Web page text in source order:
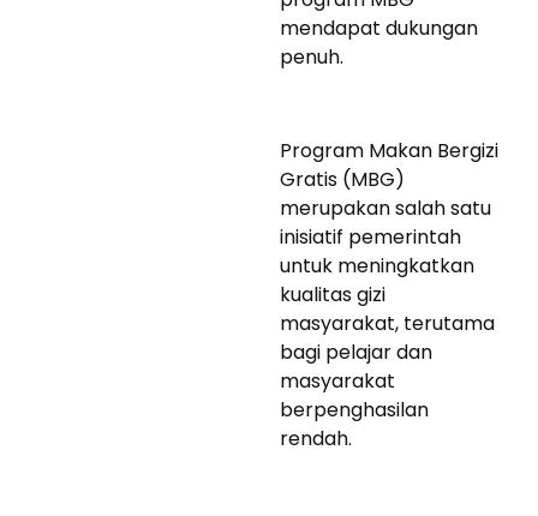
mendapat dukungan
penuh.
Program Makan Bergizi
Gratis (MBG)
merupakan salah satu
inisiatif pemerintah
untuk meningkatkan
kualitas gizi
masyarakat, terutama
bagi pelajar dan
masyarakat
berpenghasilan
rendah.